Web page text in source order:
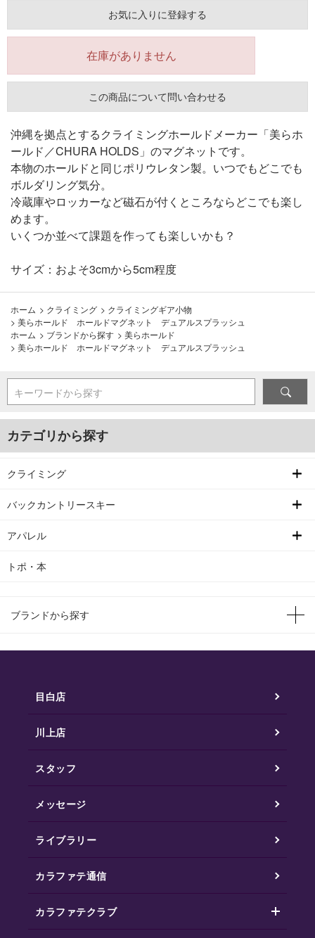
お気に入りに登録する
在庫がありません
この商品について問い合わせる
沖縄を拠点とするクライミングホールドメーカー「美らホ
ールド／CHURA HOLDS」のマグネットです。
本物のホールドと同じポリウレタン製。いつでもどこでも
ボルダリング気分。
冷蔵庫やロッカーなど磁石が付くところならどこでも楽し
めます。
いくつか並べて課題を作っても楽しいかも？
サイズ：およそ3cmから5cm程度
ホーム > クライミング > クライミングギア小物
> 美らホールド ホールドマグネット デュアルスプラッシュ
ホーム > ブランドから探す > 美らホールド
> 美らホールド ホールドマグネット デュアルスプラッシュ
キーワードから探す
カテゴリから探す
クライミング
バックカントリースキー
アパレル
トポ・本
ブランドから探す
目白店
川上店
スタッフ
メッセージ
ライブラリー
カラファテ通信
カラファテクラブ